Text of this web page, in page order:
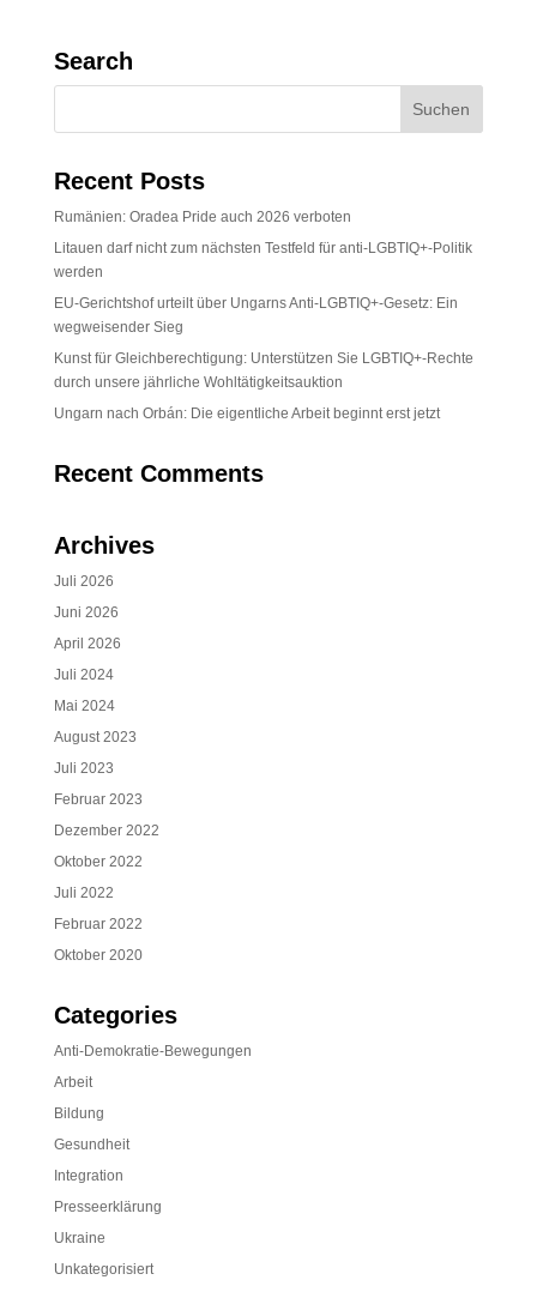
Search
Recent Posts
Rumänien: Oradea Pride auch 2026 verboten
Litauen darf nicht zum nächsten Testfeld für anti-LGBTIQ+-Politik
werden
EU-Gerichtshof urteilt über Ungarns Anti-LGBTIQ+-Gesetz: Ein
wegweisender Sieg
Kunst für Gleichberechtigung: Unterstützen Sie LGBTIQ+-Rechte
durch unsere jährliche Wohltätigkeitsauktion
Ungarn nach Orbán: Die eigentliche Arbeit beginnt erst jetzt
Recent Comments
Archives
Juli 2026
Juni 2026
April 2026
Juli 2024
Mai 2024
August 2023
Juli 2023
Februar 2023
Dezember 2022
Oktober 2022
Juli 2022
Februar 2022
Oktober 2020
Categories
Anti-Demokratie-Bewegungen
Arbeit
Bildung
Gesundheit
Integration
Presseerklärung
Ukraine
Unkategorisiert